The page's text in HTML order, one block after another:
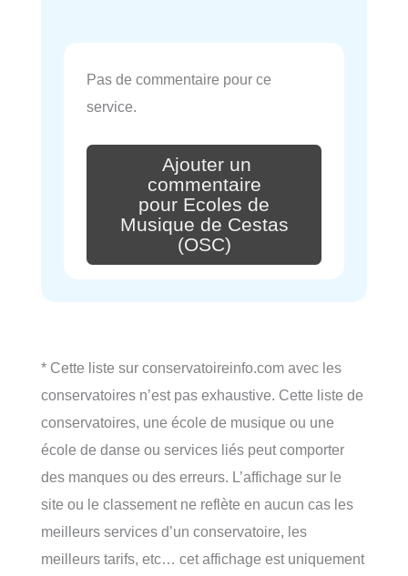
Pas de commentaire pour ce
service.
Ajouter un
commentaire
pour Ecoles de
Musique de Cestas
(OSC)
* Cette liste sur conservatoireinfo.com avec les
conservatoires n’est pas exhaustive. Cette liste de
conservatoires, une école de musique ou une
école de danse ou services liés peut comporter
des manques ou des erreurs. L’affichage sur le
site ou le classement ne reflète en aucun cas les
meilleurs services d’un conservatoire, les
meilleurs tarifs, etc… cet affichage est uniquement